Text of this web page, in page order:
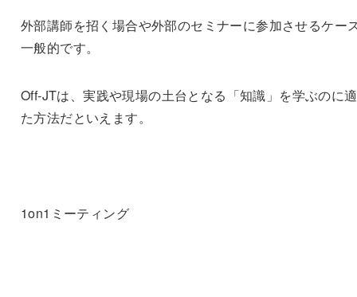
外部講師を招く場合や外部のセミナーに参加させるケー
一般的です。
Off-JTは、実践や現場の土台となる「知識」を学ぶのに
た方法だといえます。
1on1ミーティング